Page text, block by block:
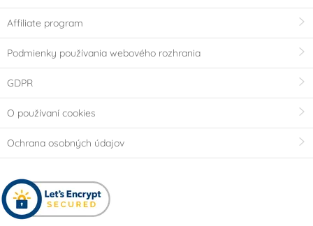
Affiliate program
Podmienky používania webového rozhrania
GDPR
O používaní cookies
Ochrana osobných údajov